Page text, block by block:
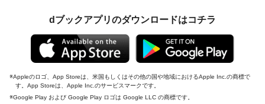
dブックアプリのダウンロードはコチラ
Appleのロゴ、App Storeは、米国もしくはその他の国や地域におけるApple Inc.の商標で
す。App Storeは、Apple Inc.のサービスマークです。
Google Play および Google Play ロゴは Google LLC の商標です。